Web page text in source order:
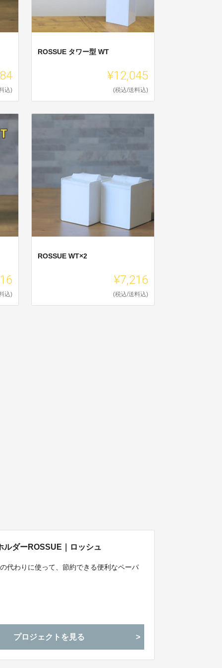
込)
ROSSUE タワー型 WT
¥12,045
(税込/送料込)
込)
ROSSUE WT×2
¥7,216
(税込/送料込)
ルダーROSSUE｜ロッシュ
代わりに使って、節約できる便利なペーパ
プロジェクトを見る